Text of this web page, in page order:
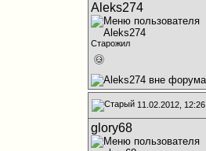
Aleks274
Старожил
11.02.2012, 12:26
glory68